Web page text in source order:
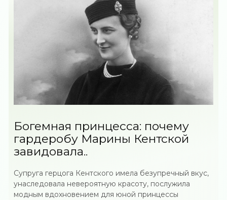
Богемная принцесса: почему
гардеробу Марины Кентской
завидовала..
Супруга герцога Кентского имела безупречный вкус,
унаследовала невероятную красоту, послужила
модным вдохновением для юной принцессы